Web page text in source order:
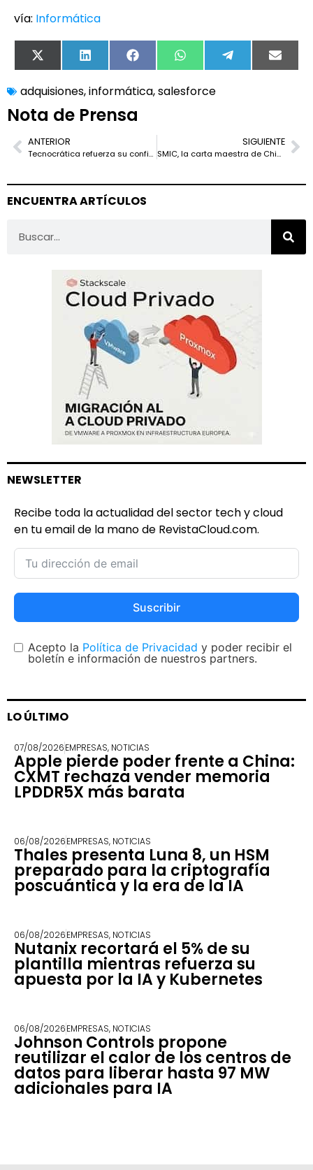
vía: Informática
X
(Twitter)
LinkedIn FacebookWhatsApp TelegramEmail
adquisiones,informática,salesforce
Nota de Prensa
ANTERIOR
Tecnocrática refuerza su confianza en Data4 como socio estratégico en centros de datos
SIGUIENTE
SMIC, la carta maestra de China en la guerra tecnológica: ambición global frente a limitaciones críticas
ENCUENTRA ARTÍCULOS
NEWSLETTER
Recibe toda la actualidad del sector tech y cloud
en tu email de la mano de RevistaCloud.com.
Suscribir
Acepto la Política de Privacidad y poder recibir el
boletín e información de nuestros partners.
LO ÚLTIMO
07/08/2026EMPRESAS, NOTICIAS
Apple pierde poder frente a China:
CXMT rechaza vender memoria
LPDDR5X más barata
06/08/2026EMPRESAS, NOTICIAS
Thales presenta Luna 8, un HSM
preparado para la criptografía
poscuántica y la era de la IA
06/08/2026EMPRESAS, NOTICIAS
Nutanix recortará el 5% de su
plantilla mientras refuerza su
apuesta por la IA y Kubernetes
06/08/2026EMPRESAS, NOTICIAS
Johnson Controls propone
reutilizar el calor de los centros de
datos para liberar hasta 97 MW
adicionales para IA